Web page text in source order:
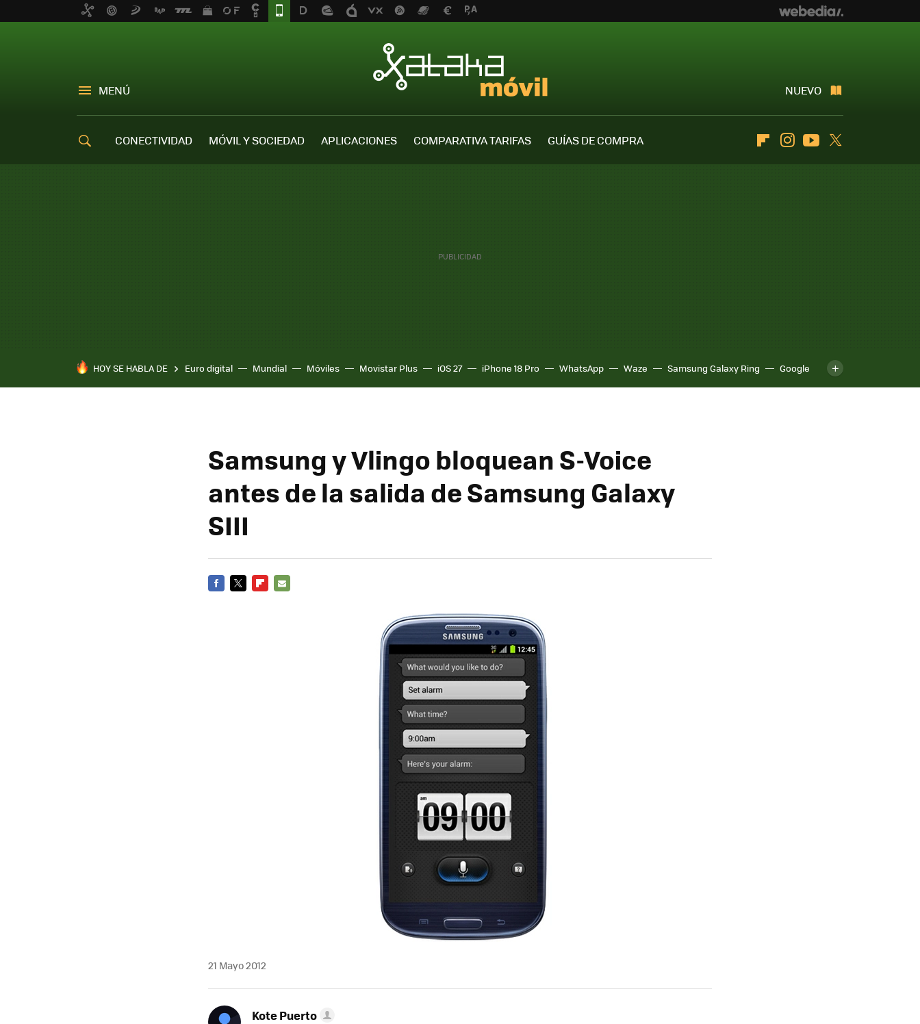
MENÚ NUEVO
CONECTIVIDAD MÓVIL Y SOCIEDAD APLICACIONES COMPARATIVA TARIFAS
GUÍAS DE COMPRA
FlipboardInstagramYoutube
HOY SE HABLA DE Euro digital Mundial Móviles Movistar Plus iOS 27 iPhone 18 Pro WhatsApp Waze Samsung Galaxy Ring
Google
Pixel 10a
Samsung y Vlingo bloquean S-Voice
antes de la salida de Samsung Galaxy
SIII
21 Mayo 2012
Kote Puerto